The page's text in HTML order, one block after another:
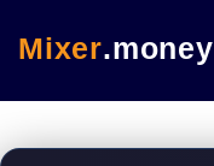
Mixer.money